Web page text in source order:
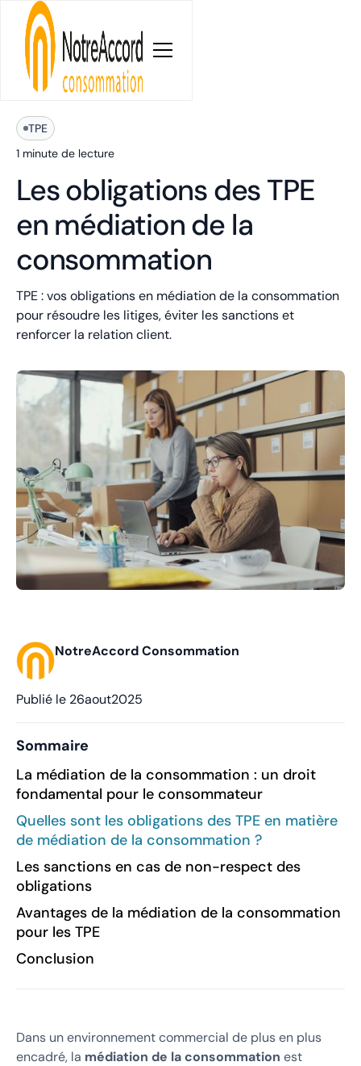
Blog
TPE
1 minute de lecture
Les obligations des TPE
en médiation de la
consommation
TPE : vos obligations en médiation de la consommation
pour résoudre les litiges, éviter les sanctions et
renforcer la relation client.
NotreAccord Consommation
Publié le 26aout2025
Sommaire
La médiation de la consommation : un droit
fondamental pour le consommateur
Quelles sont les obligations des TPE en matière
de médiation de la consommation ?
Les sanctions en cas de non-respect des
obligations
Avantages de la médiation de la consommation
pour les TPE
Conclusion
Dans un environnement commercial de plus en plus
encadré, la médiation de la consommation est